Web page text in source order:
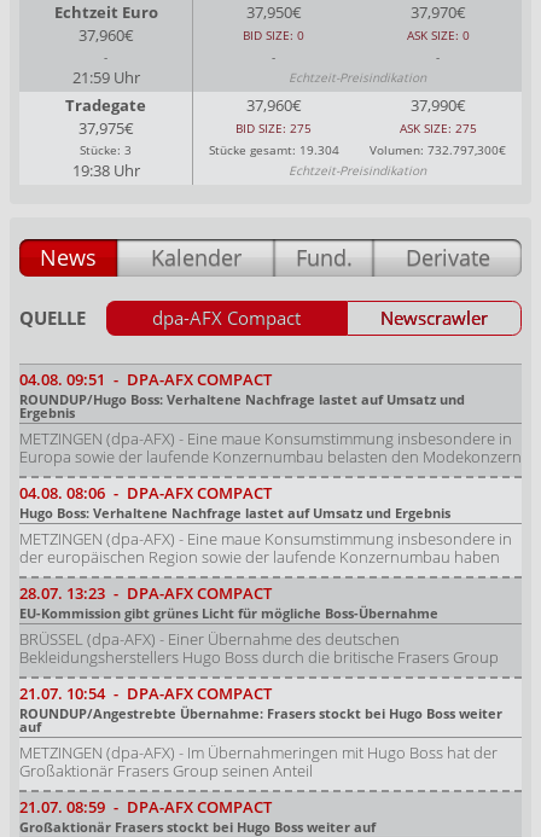
Echtzeit Euro
37,950€
37,970€
37,960€
BID SIZE: 0
ASK SIZE: 0
-
- -
21:59 Uhr Echtzeit-Preisindikation
Tradegate 37,960€
37,990€
37,975€
BID SIZE: 275
ASK SIZE: 275
Stücke: 3
Stücke gesamt: 19.304 Volumen: 732.797,300€
19:38 Uhr Echtzeit-Preisindikation
News Kalender Fund. Derivate
QUELLE dpa-AFX Compact Newscrawler
04.08. 09:51 - DPA-AFX COMPACT
ROUNDUP/Hugo Boss: Verhaltene Nachfrage lastet auf Umsatz und
Ergebnis
METZINGEN (dpa-AFX) - Eine maue Konsumstimmung insbesondere in
Europa sowie der laufende Konzernumbau belasten den Modekonzern
04.08. 08:06 - DPA-AFX COMPACT
Hugo Boss: Verhaltene Nachfrage lastet auf Umsatz und Ergebnis
METZINGEN (dpa-AFX) - Eine maue Konsumstimmung insbesondere in
der europäischen Region sowie der laufende Konzernumbau haben
28.07. 13:23 - DPA-AFX COMPACT
EU-Kommission gibt grünes Licht für mögliche Boss-Übernahme
BRÜSSEL (dpa-AFX) - Einer Übernahme des deutschen
Bekleidungsherstellers Hugo Boss durch die britische Frasers Group
21.07. 10:54 - DPA-AFX COMPACT
ROUNDUP/Angestrebte Übernahme: Frasers stockt bei Hugo Boss weiter
auf
METZINGEN (dpa-AFX) - Im Übernahmeringen mit Hugo Boss hat der
Großaktionär Frasers Group seinen Anteil
21.07. 08:59 - DPA-AFX COMPACT
Großaktionär Frasers stockt bei Hugo Boss weiter auf